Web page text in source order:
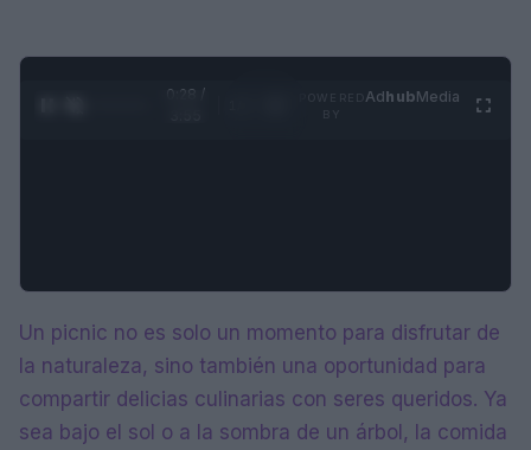
0:29 /
AdhubMedia
Un picnic no es solo un momento para disfrutar de
la naturaleza, sino también una oportunidad para
compartir delicias culinarias con seres queridos. Ya
sea bajo el sol o a la sombra de un árbol, la comida